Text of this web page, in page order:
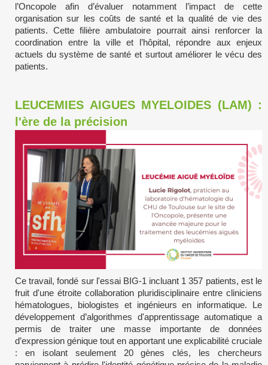
l’Oncopole afin d’évaluer notamment l’impact de cette
organisation sur les coûts de santé et la qualité de vie des
patients. Cette filière ambulatoire pourrait ainsi renforcer la
coordination entre la ville et l’hôpital, répondre aux enjeux
actuels du système de santé et surtout améliorer le vécu des
patients.
LEUCEMIES AIGUES MYELOIDES (LAM) :
l'ère de la précision
Ce travail, fondé sur l'essai BIG-1 incluant 1 357 patients, est le
fruit d'une étroite collaboration pluridisciplinaire entre cliniciens
hématologues, biologistes et ingénieurs en informatique. Le
développement d’algorithmes d'apprentissage automatique a
permis de traiter une masse importante de données
d’expression génique tout en apportant une explicabilité cruciale
: en isolant seulement 20 gènes clés, les chercheurs